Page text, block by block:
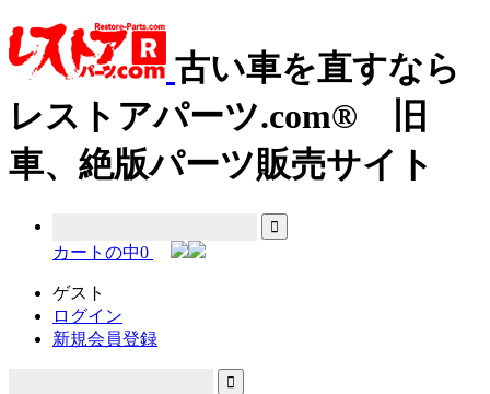
古い車を直すなら
レストアパーツ.com® 旧
車、絶版パーツ販売サイト
カートの中0
ゲスト
ログイン
新規会員登録